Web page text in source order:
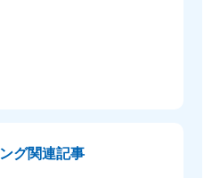
グ関連記事